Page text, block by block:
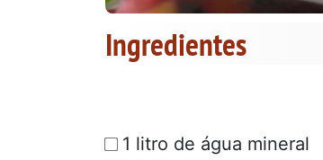
Ingredientes
1 litro de água mineral